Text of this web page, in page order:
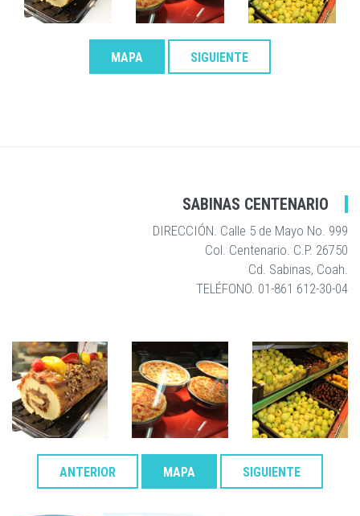
MAPA SIGUIENTE
SABINAS CENTENARIO
DIRECCIÓN. Calle 5 de Mayo No. 999
Col. Centenario. C.P. 26750
Cd. Sabinas, Coah.
TELÉFONO. 01-861 612-30-04
ANTERIOR MAPA SIGUIENTE